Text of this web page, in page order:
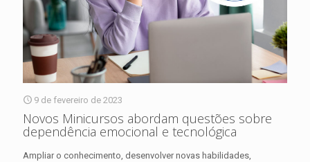
9 de fevereiro de 2023
Novos Minicursos abordam questões sobre
dependência emocional e tecnológica
Ampliar o conhecimento, desenvolver novas habilidades,